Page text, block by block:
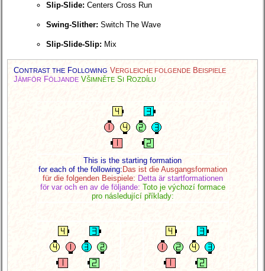
Slip-Slide: Centers Cross Run
Swing-Slither: Switch The Wave
Slip-Slide-Slip: Mix
CONTRAST THE FOLLOWING VERGLEICHE FOLGENDE B EISPIELE
JÄMFÖR FÖLJANDE VŠIMNĚTE S ROZDÍLU
This is the starting formation
for each of the following: Das ist die Ausgangsformation
für die folgenden Beispiele: Detta är startformationen
för var och en av de följande: Toto je výchozí formace
pro následující příklady: